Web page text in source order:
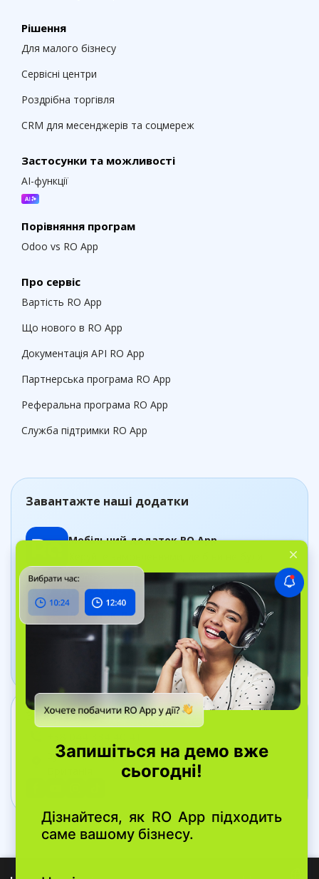
Рішення
Для малого бізнесу
Сервісні центри
Роздрібна торгівля
CRM для месенджерів та соцмереж
Застосунки та можливості
AI-функції
Порівняння програм
Odoo vs RO App
Про сервіс
Вартість RO App
Що нового в RO App
Документація API RO App
Партнерська програма RO App
Реферальна програма RO App
Служба підтримки RO App
Завантажте наші додатки
Мобільний додаток RO App
Додаток Дашборд
Відстежуйте стан бізнесу в реальному часі
Зв’яжіться з нами
вул. Bell Yard, 7, WC2A 2JR Лондон, Велика